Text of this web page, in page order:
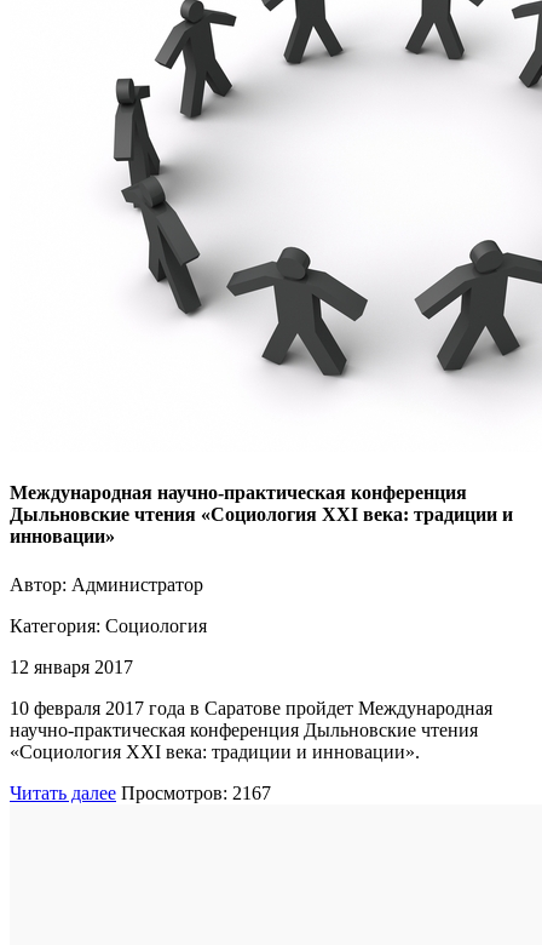
Международная научно-практическая конференция
Дыльновские чтения «Социология XXI века: традиции и
инновации»
Автор: Администратор
Категория: Социология
12 января 2017
10 февраля 2017 года в Саратове пройдет Международная
научно-практическая конференция Дыльновские чтения
«Социология XXI века: традиции и инновации».
Читать далее Просмотров: 2167